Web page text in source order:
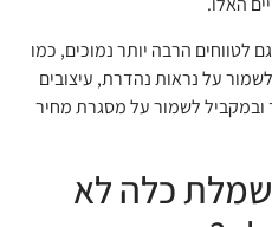
לטווחים הרבה יותר נמוכים, כמו
5,000 ₪ בלבד, ולשמור על נראות נהדרת, עיצובים
ובמקביל לשמור על מסגרת מחיר
כלה לא